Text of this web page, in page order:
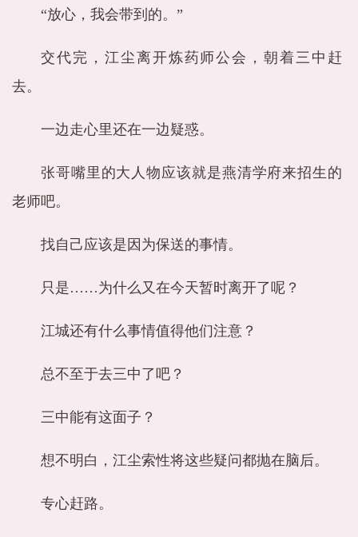
“放心，我会带到的。”
交代完，江尘离开炼药师公会，朝着三中赶
去。
一边走心里还在一边疑惑。
张哥嘴里的大人物应该就是燕清学府来招生的
老师吧。
找自己应该是因为保送的事情。
只是……为什么又在今天暂时离开了呢？
江城还有什么事情值得他们注意？
总不至于去三中了吧？
三中能有这面子？
想不明白，江尘索性将这些疑问都抛在脑后。
专心赶路。